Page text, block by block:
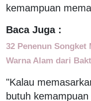
kemampuan
Baca Juga :
32 Penenun
Warna Alam dari
"Kalau
butuh